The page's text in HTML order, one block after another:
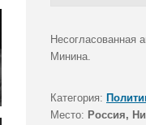
Несогласованная
Минина.
Категория:
Место: Россия,